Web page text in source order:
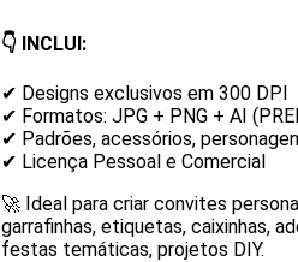
👇 INCLUI:
✔ Designs exclusivos em 300 DPI
✔ Formatos: JPG + PNG + AI
✔ Padrões, acessórios,
✔ Licença Pessoal e Comercial
🚀 Ideal para criar convites
garrafinhas, etiquetas, caixinhas,
festas temáticas, projetos DIY.